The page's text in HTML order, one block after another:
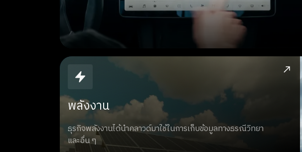
พลังงาน
ธุรกิจพลังงานได้นำคลาวด์มาใช้ในการเก็บข้อมูลทางธรณีวิทยา
และอื่น ๆ